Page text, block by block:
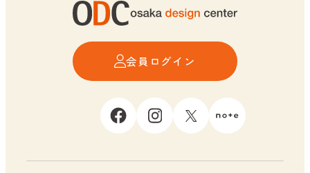
会員ログイン